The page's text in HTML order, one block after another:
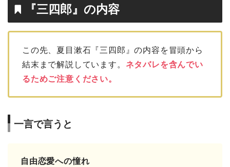
『三四郎』の内容
この先、夏目漱石『三四郎』の内容を冒頭から
結末まで解説しています。 ネタバレを含んでい
るためご注意ください。
一言で言うと
自由恋愛への憧れ